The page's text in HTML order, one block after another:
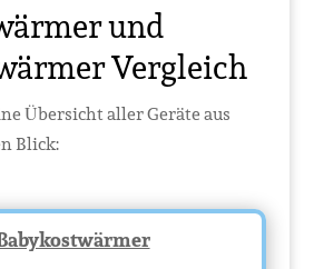
und
Vergleich
Übersicht aller Geräte aus
Blick: